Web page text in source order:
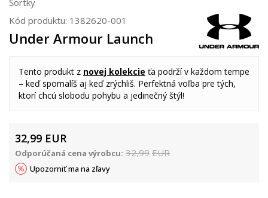
Šortky
Kód produktu: 1382620-001
Under Armour Launch
Tento produkt z novej kolekcie ťa podrží v každom tempe
– keď spomalíš aj keď zrýchliš. Perfektná voľba pre tých,
ktorí chcú slobodu pohybu a jedinečný štýl!
32,99 EUR
Odporúčaná cena výrobcu: 32,99 EUR
Upozorniť ma na zľavy